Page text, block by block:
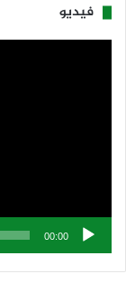
فيديو
00:00